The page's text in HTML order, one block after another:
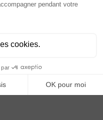
from the Hauts de